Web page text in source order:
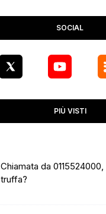
SOCIAL
PIÙ VISTI
Chiamata da
truffa?